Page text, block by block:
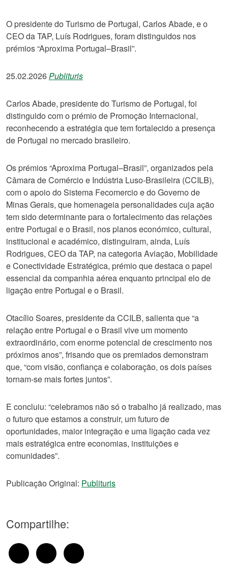
O presidente do Turismo de Portugal, Carlos Abade, e o
CEO da TAP, Luís Rodrigues, foram distinguidos nos
prémios “Aproxima Portugal–Brasil”.
25.02.2026Publituris
Carlos Abade, presidente do Turismo de Portugal, foi
distinguido com o prémio de Promoção Internacional,
reconhecendo a estratégia que tem fortalecido a presença
de Portugal no mercado brasileiro.
Os prémios “Aproxima Portugal–Brasil”, organizados pela
Câmara de Comércio e Indústria Luso‑Brasileira (CCILB),
com o apoio do Sistema Fecomercio e do Governo de
Minas Gerais, que homenageia personalidades cuja ação
tem sido determinante para o fortalecimento das relações
entre Portugal e o Brasil, nos planos económico, cultural,
institucional e académico, distinguiram, ainda, Luís
Rodrigues, CEO da TAP, na categoria Aviação, Mobilidade
e Conectividade Estratégica, prémio que destaca o papel
essencial da companhia aérea enquanto principal elo de
ligação entre Portugal e o Brasil.
Otacílio Soares, presidente da CCILB, salienta que “a
relação entre Portugal e o Brasil vive um momento
extraordinário, com enorme potencial de crescimento nos
próximos anos”, frisando que os premiados demonstram
que, “com visão, confiança e colaboração, os dois países
tornam‑se mais fortes juntos”.
E concluiu: “celebramos não só o trabalho já realizado, mas
o futuro que estamos a construir, um futuro de
oportunidades, maior integração e uma ligação cada vez
mais estratégica entre economias, instituições e
comunidades”.
Publicação Original: Publituris
Compartilhe: